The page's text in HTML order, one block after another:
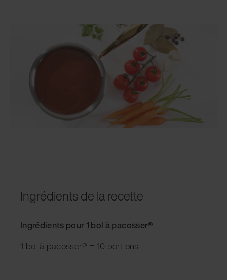
Ingrédients de la recette
Ingrédients pour 1 bol à pacosser®
1 bol à pacosser® = 10 portions